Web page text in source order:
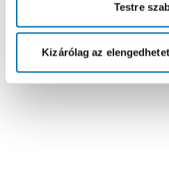
Testre
Kizárólag az